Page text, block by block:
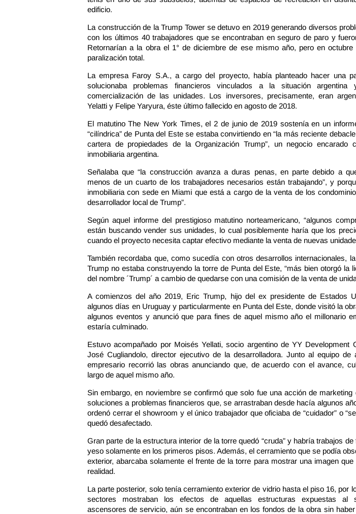
edificio.
La construcción de la Trump Tower se detuvo en 2019 generando diversos
con los últimos 40 trabajadores que se encontraban en seguro de paro y
Retornarían a la obra el 1° de diciembre de ese mismo año, pero en
paralización total.
La empresa Faroy S.A., a cargo del proyecto, había planteado hacer una
solucionaba problemas financieros vinculados a la situación
comercialización de las unidades. Los inversores, precisamente, eran
Yelatti y Felipe Yaryura, éste último fallecido en agosto de 2018.
El matutino The New York Times, el 2 de junio de 2019 sostenía en un
“cilíndrica” de Punta del Este se estaba convirtiendo en “la más reciente
cartera de propiedades de la Organización Trump”, un negocio encarado
inmobiliaria argentina.
Señalaba que “la construcción avanza a duras penas, en parte debido a
menos de un cuarto de los trabajadores necesarios están trabajando”, y
inmobiliaria con sede en Miami que está a cargo de la venta de los
desarrollador local de Trump”.
Según aquel informe del prestigioso matutino norteamericano, “algunos
están buscando vender sus unidades, lo cual posiblemente haría que los
cuando el proyecto necesita captar efectivo mediante la venta de nuevas
También recordaba que, como sucedía con otros desarrollos internacionales,
Trump no estaba construyendo la torre de Punta del Este, “más bien otorgó la
del nombre ´Trump´ a cambio de quedarse con una comisión de la venta de
A comienzos del año 2019, Eric Trump, hijo del ex presidente de Estados
algunos días en Uruguay y particularmente en Punta del Este, donde visitó la
algunos eventos y anunció que para fines de aquel mismo año el millonario
estaría culminado.
Estuvo acompañado por Moisés Yellati, socio argentino de YY Development
José Cugliandolo, director ejecutivo de la desarrolladora. Junto al equipo de
empresario recorrió las obras anunciando que, de acuerdo con el avance,
largo de aquel mismo año.
Sin embargo, en noviembre se confirmó que solo fue una acción de marketing
soluciones a problemas financieros que, se arrastraban desde hacía algunos
ordenó cerrar el showroom y el único trabajador que oficiaba de “cuidador” o
quedó desafectado.
Gran parte de la estructura interior de la torre quedó “cruda” y habría trabajos de
yeso solamente en los primeros pisos. Además, el cerramiento que se podía
exterior, abarcaba solamente el frente de la torre para mostrar una imagen
realidad.
La parte posterior, solo tenía cerramiento exterior de vidrio hasta el piso 16, por
sectores mostraban los efectos de aquellas estructuras expuestas al
ascensores de servicio, aún se encontraban en los fondos de la obra sin